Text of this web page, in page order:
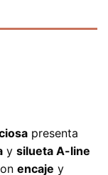
presenta
y silueta A-line
encaje y